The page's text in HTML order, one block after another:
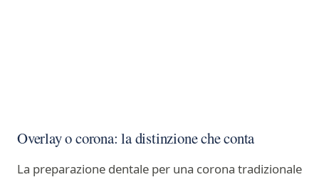
Overlay o corona: la distinzione che conta
La preparazione dentale per una corona tradizionale